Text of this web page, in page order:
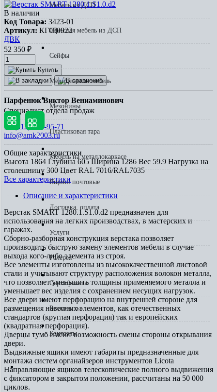
Мебель из ДСП
Офисная мебель из ДСП
Сейфы
Медицинская мебель
Мезонины
Пластиковая тара
Мебель на металлокаркасе
Ящики почтовые
Доставка, оплата
Услуги
Галерея
Сертификаты
Реквизиты
Контакты
Доставка, оплата
В наличии
Код Товара: 3423-01
Артикул: КГ050922
ДВК
52 350 ₽
Купить
Парфенюк Виктор Вениаминович
Специалист отдела продаж
+7 (812) 553-95-71
info@amk2003.ru
Общие характеристики
Высота 1864 Глубина 605 Ширина 1286 Вес 59.9 Нагрузка на
столешницу 300 Цвет RAL 7016/RAL7035
Все характеристики
Описание и характеристики
Верстак SMART 1280.1.S1.0.d2 предназначен для
использования на легких производствах, в мастерских и
гаражах.
Сборно-разборная конструкция верстака позволяет
производить быструю замену элементов мебели в случае
выхода кого-либо элемента из строя.
Все элементы изготовлены из высококачественной листовой
стали и учитывают структуру расположения волокон металла,
что позволяет уменьшить толщины применяемого металла и
уменьшает вес изделия с сохранением несущих нагрузок.
Все двери имеют перфорацию на внутренней стороне для
размещения навесных элементов, как отечественных
стандартов (круглая перфорация) так и европейских
(квадратная перфорация).
Дверцы тумб имеют возможность смены стороны открывания
двери.
Выдвижные ящики имеют габариты предназначенные для
монтажа систем органайзеров инструментов Licota
Направляющие ящиков телескопические полного выдвижения
с фиксатором в закрытом положении, рассчитаны на 50 000
циклов.